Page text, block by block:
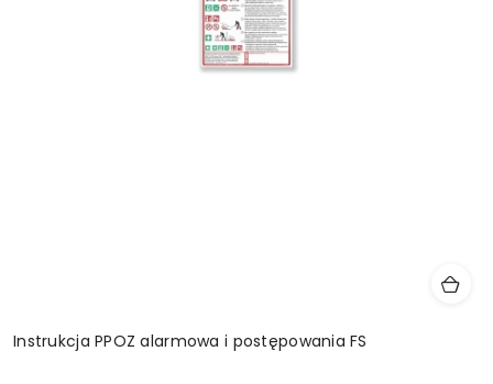
Instrukcja PPOZ alarmowa i postępowania FS